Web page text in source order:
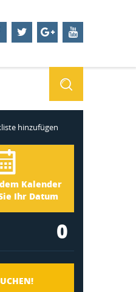
hinzufügen
Kalender
Ihr Datum
0